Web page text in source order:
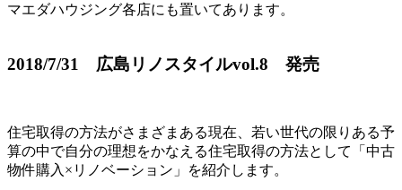
マエダハウジング各店にも置いてあります。
2018/7/31 広島リノスタイルvol.8 発売
住宅取得の方法がさまざまある現在、若い世代の限りある予
算の中で自分の理想をかなえる住宅取得の方法として「中古
物件購入×リノベーション」を紹介します。